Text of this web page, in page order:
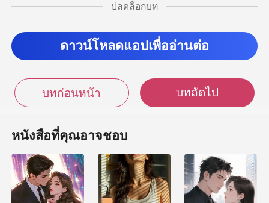
ปลดล็อกบท
ดาวน์โหลดแอปเพื่ออ่านต่อ
บทก่อนหน้า บทถัดไป
หนังสือที่คุณอาจชอบ